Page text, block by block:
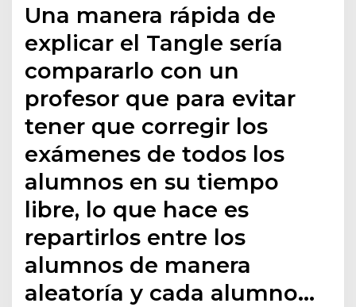
Una manera rápida de
explicar el Tangle sería
compararlo con un
profesor que para evitar
tener que corregir los
exámenes de todos los
alumnos en su tiempo
libre, lo que hace es
repartirlos entre los
alumnos de manera
aleatoría y cada alumno…